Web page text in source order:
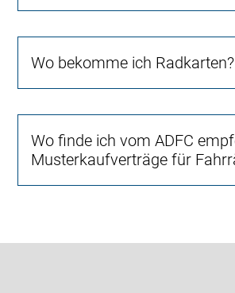
Wo bekomme ich Radkarten?
Wo finde ich vom ADFC
Musterkaufverträge für